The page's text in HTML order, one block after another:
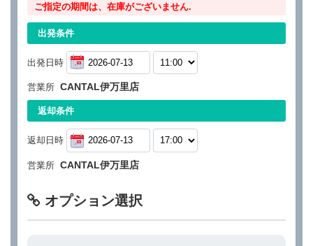
ご指定の期間は、在庫がございません.
出発条件
出発日時
営業所 CANTAL伊万里店
返却条件
返却日時
営業所 CANTAL伊万里店
オプション選択